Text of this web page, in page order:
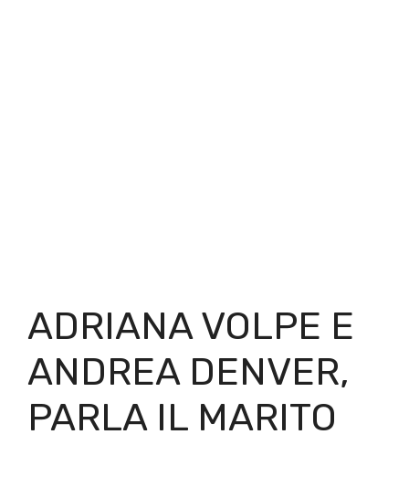
ADRIANA VOLPE E
ANDREA DENVER,
PARLA IL MARITO